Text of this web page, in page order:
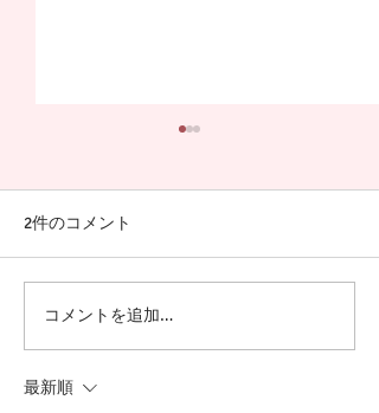
硬膜動静脈瘻 - 低侵襲と
は?
2件のコメント
コメントを追加…
最新順